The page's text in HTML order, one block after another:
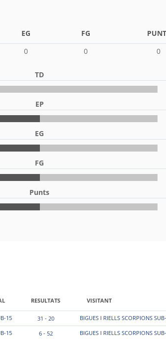
EG FG
0 0 0
TD
EP
EG
FG
Punts
RESULTATS VISITANT
15 31 - 20 BIGUES I RIELLS SCORPIONS
15 6 - 52 BIGUES I RIELLS SCORPIONS